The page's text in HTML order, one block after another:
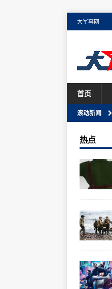
大军事网
首页
滚动新闻
热点